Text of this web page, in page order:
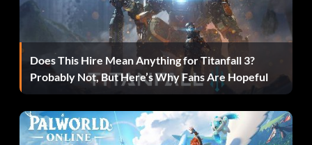
Wenn Sie einen Spielstand von Just Cause 2 auf Ihrer
Festplatte haben, finden Sie Ricos Outfit in Wei's
Kleiderschrank. Wenn Sie dieses Outfit tragen, können
Sie den Stunt Hijack aus größerer Entfernung ausführen.
Spionagekameras erscheinen auf der Mini-Map:
Does This Hire Mean Anything for Titanfall 3?
Probably Not, But Here’s Why Fans Are Hopeful